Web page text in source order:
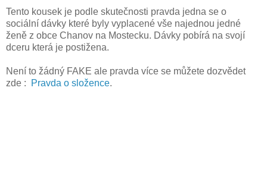
Tento kousek je podle skutečnosti pravda jedna se o
sociální dávky které byly vyplacené vše najednou jedné
ženě z obce Chanov na Mostecku. Dávky pobírá na svojí
dceru která je postižena.
Není to žádný FAKE ale pravda více se můžete dozvědet
zde :
Pravda o složence.